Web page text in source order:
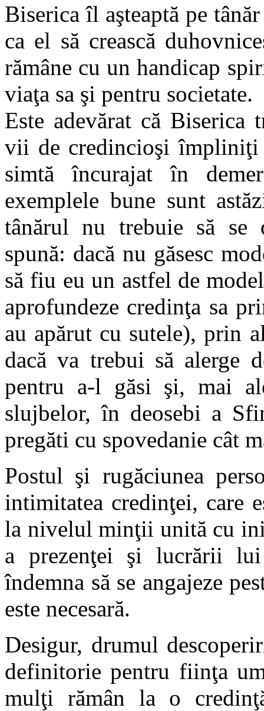
Biserica îl aşteaptă pe
ca el să crească
rămâne cu un handicap
viaţa sa şi pentru societate.
Este adevărat că Biserica
vii de credincioşi împliniţi
simtă încurajat în
exemplele bune sunt
tânărul nu trebuie să se
spună: dacă nu găsesc
să fiu eu un astfel de
aprofundeze credinţa sa
au apărut cu sutele), prin
dacă va trebui să alerge
pentru a-l găsi şi, mai
slujbelor, în deosebi a
pregăti cu spovedanie cât
Postul şi rugăciunea
intimitatea credinţei, care
la nivelul minţii unită cu
a prezenţei şi lucrării
îndemna să se angajeze
este necesară.
Desigur, drumul
definitorie pentru fiinţa
mulţi rămân la o